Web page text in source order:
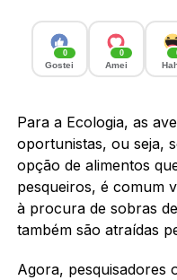
0
Gostei
0
Amei
Para a Ecologia, as
oportunistas, ou seja,
opção de alimentos
pesqueiros, é comum
à procura de sobras de
também são atraídas
Agora, pesquisadores